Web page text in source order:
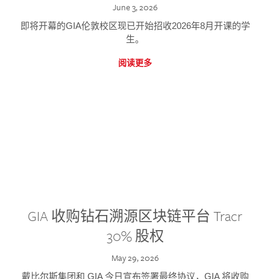
June 3, 2026
即将开幕的GIA伦敦校区现已开始招收2026年8月开课的学
生。
阅读更多
GIA 收购钻石溯源区块链平台 Tracr
30% 股权
May 29, 2026
戴比尔斯集团和 GIA 今日宣布签署最终协议，GIA 将收购